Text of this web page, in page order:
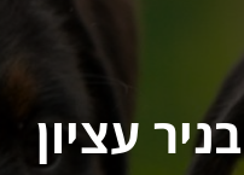
עציון